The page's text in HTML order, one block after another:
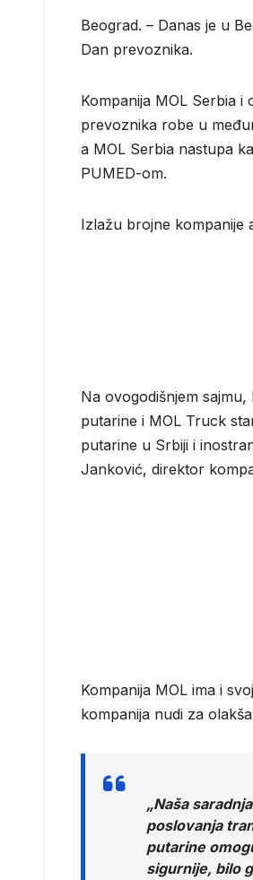
Beograd. – Danas je u
Dan prevoznika.
Kompanija MOL Serbia
prevoznika robe u
a MOL Serbia nastupa
PUMED-om.
Izlažu brojne kompanije
Na ovogodišnjem
putarine i MOL Truck
putarine u Srbiji i
Janković, direktor
Kompanija MOL ima i
kompanija nudi za
„Naša
poslovanja
putarine
sigurnije, bilo